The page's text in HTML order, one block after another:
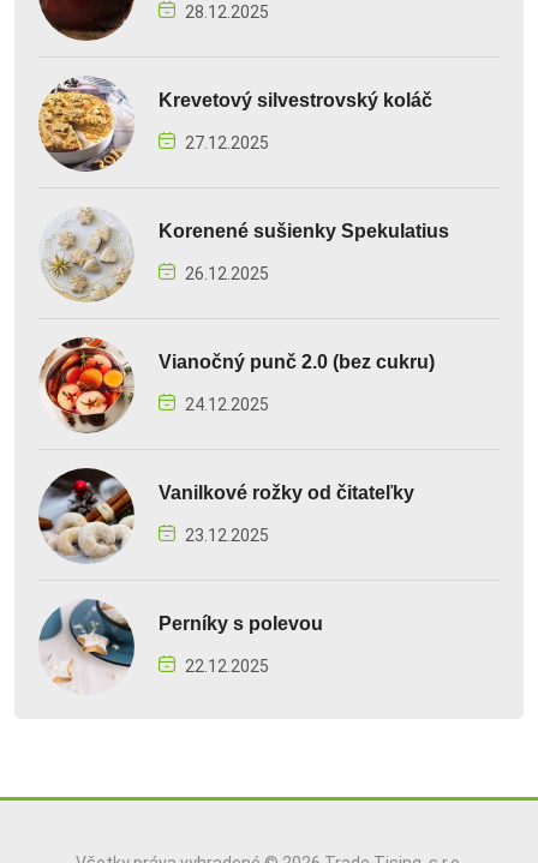
28.12.2025
Krevetový silvestrovský koláč
27.12.2025
Korenené sušienky Spekulatius
26.12.2025
Vianočný punč 2.0 (bez cukru)
24.12.2025
Vanilkové rožky od čitateľky
23.12.2025
Perníky s polevou
22.12.2025